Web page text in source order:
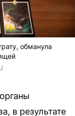
обманула
в результате